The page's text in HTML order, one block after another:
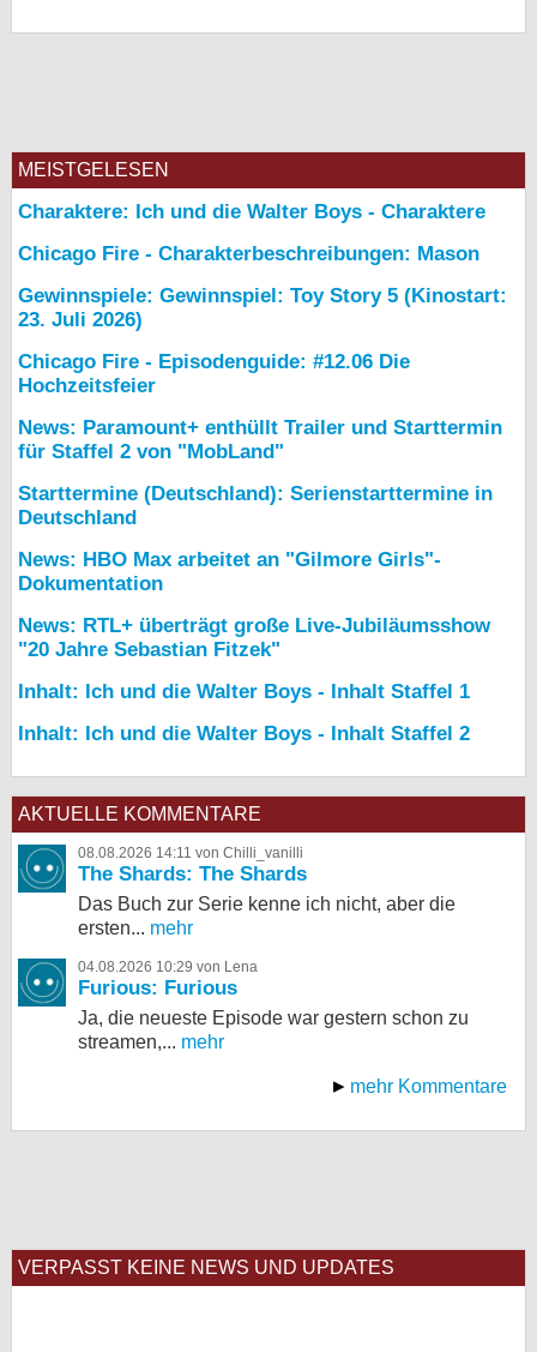
MEISTGELESEN
Charaktere: Ich und die Walter Boys - Charaktere
Chicago Fire - Charakterbeschreibungen: Mason
Gewinnspiele: Gewinnspiel: Toy Story 5 (Kinostart:
23. Juli 2026)
Chicago Fire - Episodenguide: #12.06 Die
Hochzeitsfeier
News: Paramount+ enthüllt Trailer und Starttermin
für Staffel 2 von "MobLand"
Starttermine (Deutschland): Serienstarttermine in
Deutschland
News: HBO Max arbeitet an "Gilmore Girls"-
Dokumentation
News: RTL+ überträgt große Live-Jubiläumsshow
"20 Jahre Sebastian Fitzek"
Inhalt: Ich und die Walter Boys - Inhalt Staffel 1
Inhalt: Ich und die Walter Boys - Inhalt Staffel 2
AKTUELLE KOMMENTARE
08.08.2026 14:11 von Chilli_vanilli
The Shards: The Shards
Das Buch zur Serie kenne ich nicht, aber die
ersten... mehr
04.08.2026 10:29 von Lena
Furious: Furious
Ja, die neueste Episode war gestern schon zu
streamen,... mehr
mehr Kommentare
VERPASST KEINE NEWS UND UPDATES